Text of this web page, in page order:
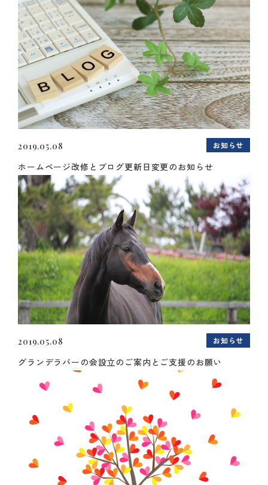
2019.05.08 お知らせ
ホームページ改修とブログ更新日変更のお知らせ
2019.05.08 お知らせ
グランデラバーの会設立のご案内とご支援のお願い